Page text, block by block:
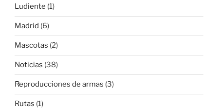
Ludiente (1)
Madrid (6)
Mascotas (2)
Noticias (38)
Reproducciones de armas (3)
Rutas (1)